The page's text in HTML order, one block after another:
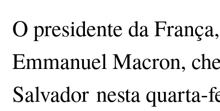
O presidente da França,
Emmanuel Macron,
Salvador nesta quarta-